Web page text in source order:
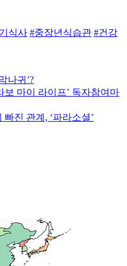
식사 #중장년식습관 #건강
나귀’?
보 마이 라이프’ 독자참여마
진 관계, ‘파라소셜’